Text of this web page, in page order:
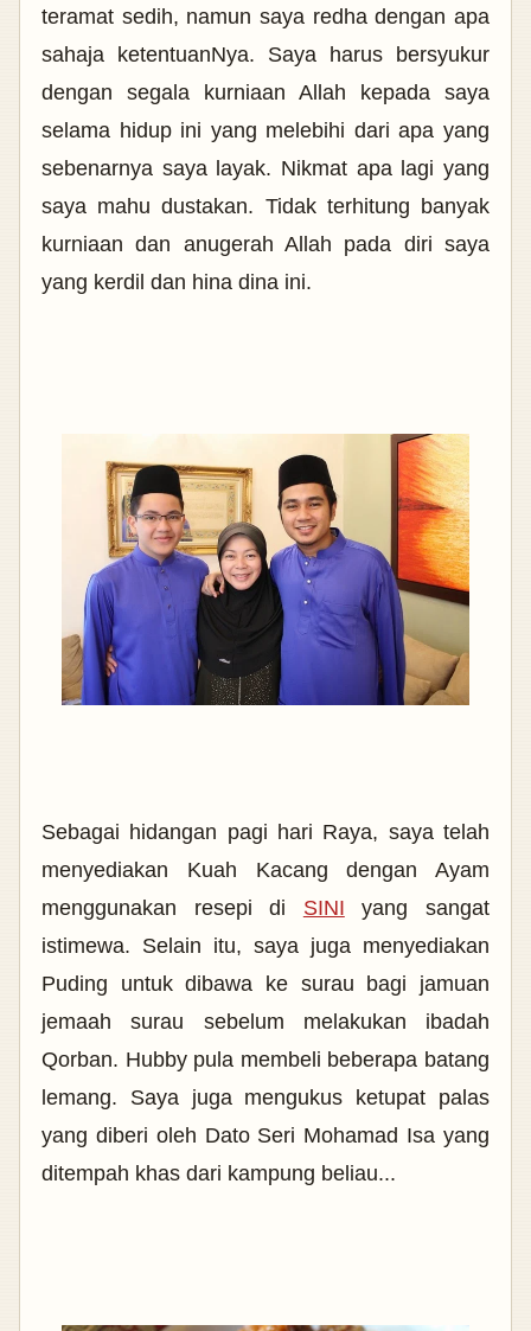
teramat sedih, namun saya redha dengan apa
sahaja ketentuanNya. Saya harus bersyukur
dengan segala kurniaan Allah kepada saya
selama hidup ini yang melebihi dari apa yang
sebenarnya saya layak. Nikmat apa lagi yang
saya mahu dustakan. Tidak terhitung banyak
kurniaan dan anugerah Allah pada diri saya
yang kerdil dan hina dina ini.
Sebagai hidangan pagi hari Raya, saya telah
menyediakan Kuah Kacang dengan Ayam
menggunakan resepi di SINI yang sangat
istimewa. Selain itu, saya juga menyediakan
Puding untuk dibawa ke surau bagi jamuan
jemaah surau sebelum melakukan ibadah
Qorban. Hubby pula membeli beberapa batang
lemang. Saya juga mengukus ketupat palas
yang diberi oleh Dato Seri Mohamad Isa yang
ditempah khas dari kampung beliau...